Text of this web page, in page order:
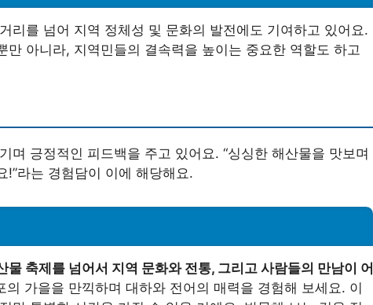
리를 넘어 지역 정체성 및 문화의 발전에도 기여하고 있어요.
만 아니라, 지역민들의 결속력을 높이는 중요한 역할도 하고
며 긍정적인 피드백을 주고 있어요. “싱싱한 해산물을 맛보며
!”라는 경험담이 이에 해당해요.
물 축제를 넘어서 지역 문화와 전통, 그리고 사람들의 만남이 어
의 가을을 만끽하며 대하와 전어의 매력을 경험해 보세요. 이